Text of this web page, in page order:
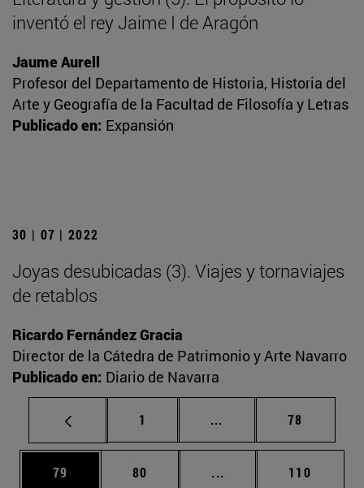
inventó el rey Jaime I de Aragón
Jaume Aurell
Profesor del Departamento de Historia, Historia del
Arte y Geografía de la Facultad de Filosofía y Letras
Publicado en: Expansión
30 | 07 | 2022
Joyas desubicadas (3). Viajes y tornaviajes
de retablos
Ricardo Fernández Gracia
Director de la Cátedra de Patrimonio y Arte Navarro
Publicado en: Diario de Navarra
Página
1 ... Páginas intermedias
Página
78
Página
79 Página
80 ... Páginas intermedias
Página
110